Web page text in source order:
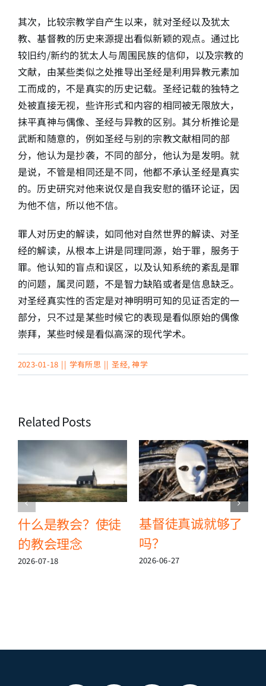
其次，比较宗教学自产生以来，就对圣经以及犹太
教、基督教的历史来源提出看似新颖的观点。通过比
较旧约/新约的犹太人与周围民族的信仰，以及宗教的
文献，由某些类似之处推导出圣经是利用异教元素加
工而成的，不是真实的历史记载。圣经记载的独特之
处被直接无视，些许形式和内容的相同被无限放大，
抹平真神与偶像、圣经与异教的区别。其分析推论是
武断和随意的，例如圣经与别的宗教文献相同的部
分，他认为是抄袭，不同的部分，他认为是发明。就
是说，不管是相同还是不同，他都不承认圣经是真实
的。历史研究对他来说仅是自我安慰的循环论证，因
为他不信，所以他不信。
罪人对历史的解读，如同他对自然世界的解读、对圣
经的解读，从根本上讲是同理同源，始于罪，服务于
罪。他认知的盲点和误区，以及认知系统的紊乱是罪
的问题，属灵问题，不是智力缺陷或者是信息缺乏。
对圣经真实性的否定是对神明明可知的见证否定的一
部分，只不过是某些时候它的表现是看似原始的偶像
崇拜，某些时候是看似高深的现代学术。
2023-01-18 || 学有所思 || 圣经,神学
Related Posts
什么是教会？使徒
的教会理念
2026-07-18
基督徒真诚就够了
吗？
2026-06-27